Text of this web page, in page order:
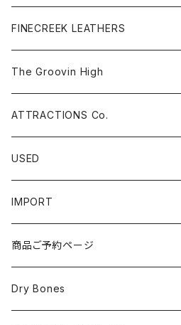
L / S ハニカムサーマル
Pants
Cap & Hat
FINECREEK LEATHERS
The Groovin High
ATTRACTIONS Co.
USED
IMPORT
商品ご予約ページ
Dry Bones